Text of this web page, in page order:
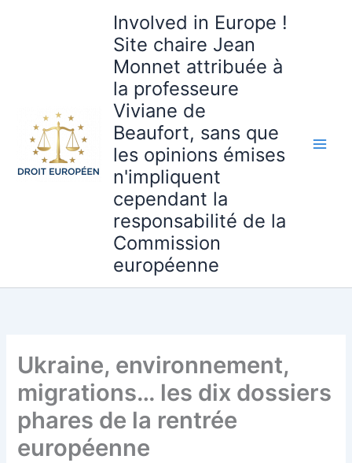
Involved in Europe !
Site chaire Jean
Monnet attribuée à
la professeure
Viviane de
Beaufort, sans que
les opinions émises
n'impliquent
cependant la
responsabilité de la
Commission
européenne
Ukraine, environnement,
migrations… les dix dossiers
phares de la rentrée
européenne